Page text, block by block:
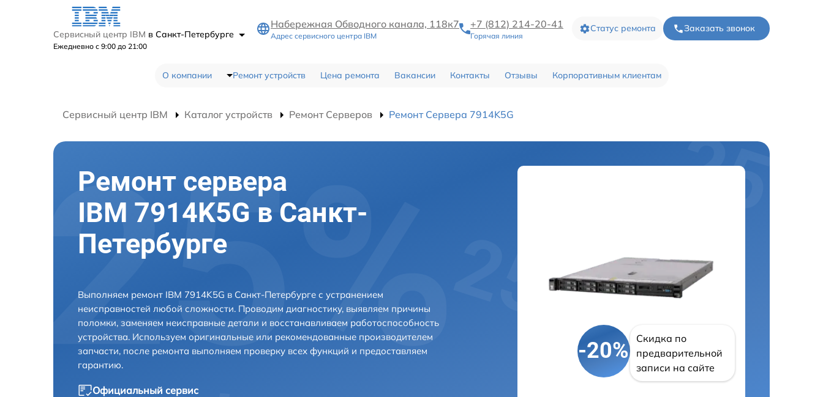
Сервисный центр IBM в Санкт-Петербурге
Ежедневно с 9:00 до 21:00
Набережная Обводного канала, 118к7
Адрес сервисного центра IBM
+7 (812) 214-20-41
Горячая линия
Статус ремонта Заказать звонок
О компании Ремонт устройств Цена ремонта Вакансии Контакты Отзывы Корпоративным клиентам
Сервисный центр IBM Каталог устройств Ремонт Серверов Ремонт Сервера 7914K5G
Ремонт сервера
IBM 7914K5G в Санкт-
Петербурге
Выполняем ремонт IBM 7914K5G в Санкт-Петербурге с устранением
неисправностей любой сложности. Проводим диагностику, выявляем причины
поломки, заменяем неисправные детали и восстанавливаем работоспособность
устройства. Используем оригинальные или рекомендованные производителем
запчасти, после ремонта выполняем проверку всех функций и предоставляем
гарантию.
Официальный сервис
-20%
Скидка по
предварительной
записи на сайте